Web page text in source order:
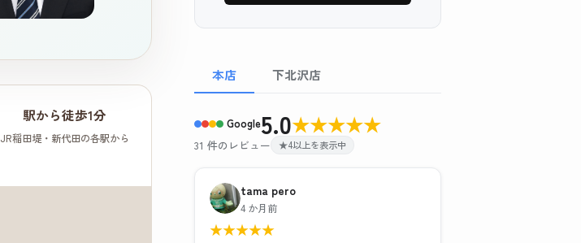
駅から徒歩1分
JR稲田堤・新代田の各駅から
本店 下北沢店
Google5.0★★★★★
31 件のレビュー ★4以上を表示中
tama pero
4 か月前
★★★★★